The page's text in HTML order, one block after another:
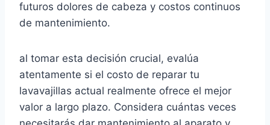
futuros dolores de cabeza y costos continuos
de mantenimiento.
al tomar esta decisión crucial, evalúa
atentamente si el costo de reparar tu
lavavajillas actual realmente ofrece el mejor
valor a largo plazo. Considera cuántas veces